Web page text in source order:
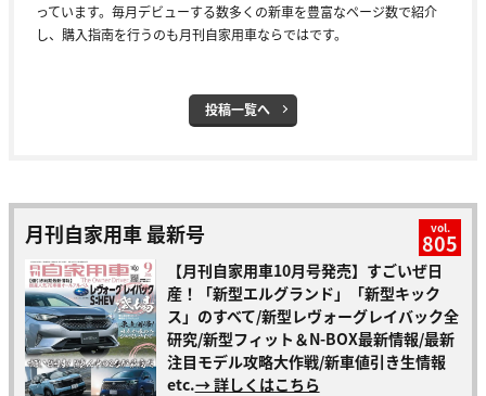
っています。毎月デビューする数多くの新車を豊富なページ数で紹介
し、購入指南を行うのも月刊自家用車ならではです。
投稿一覧へ
月刊自家用車 最新号 vol.
805
【月刊自家用車10月号発売】すごいぜ日
産！「新型エルグランド」「新型キック
ス」のすべて/新型レヴォーグレイバック全
研究/新型フィット＆N-BOX最新情報/最新
注目モデル攻略大作戦/新車値引き生情報
etc.→ 詳しくはこちら